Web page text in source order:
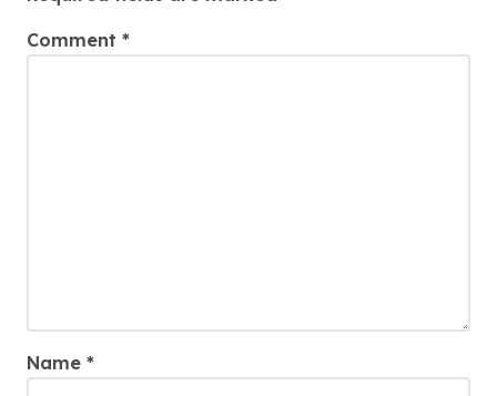
Comment *
Name *